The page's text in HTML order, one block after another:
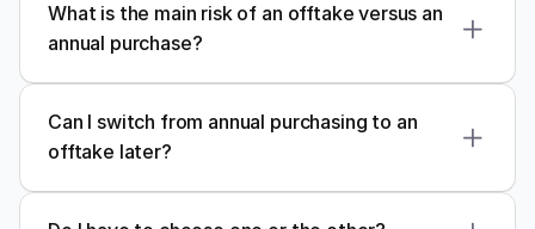
What is the main risk of an offtake versus an
annual purchase?
Can I switch from annual purchasing to an
offtake later?